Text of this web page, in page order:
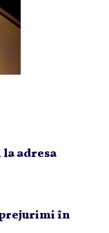
adresa
în